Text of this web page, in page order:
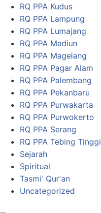
RQ PPA Kudus
RQ PPA Lampung
RQ PPA Lumajang
RQ PPA Madiun
RQ PPA Magelang
RQ PPA Pagar Alam
RQ PPA Palembang
RQ PPA Pekanbaru
RQ PPA Purwakarta
RQ PPA Purwokerto
RQ PPA Serang
RQ PPA Tebing Tinggi
Sejarah
Spiritual
Tasmi' Qur'an
Uncategorized